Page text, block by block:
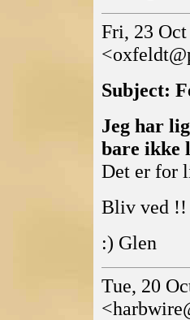
Fri, 23
Subject:
Jeg har
bare ikke
Det er for
Bliv ved !!
:) Glen
Tue, 20